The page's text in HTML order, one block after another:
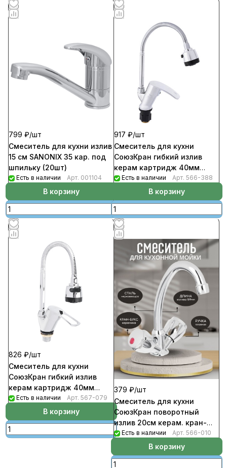
799 ₽/шт
Смеситель для кухни излив
15 см SANONIX 35 кар. под
шпильку (20шт)
Есть в наличии Арт. 001104
В корзину
917 ₽/шт
Смеситель для кухни
СоюзКран гибкий излив
керам картридж 40мм
хром цинк SK01-F106
Есть в наличии Арт. 566-388
В корзину
826 ₽/шт
Смеситель для кухни
СоюзКран гибкий излив
керам картридж 40мм
хром цинк SK01-F128
Есть в наличии Арт. 567-079
В корзину
379 ₽/шт
Смеситель для кухни
СоюзКран поворотный
излив 20см керам. кран-
буксы 1/2 хром, цинк SK01-
Есть в наличии Арт. 566-010
В корзину